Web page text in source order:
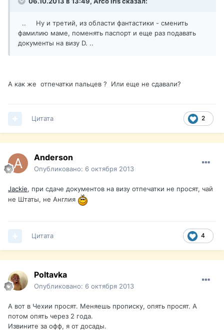
.. Ну и третий, из области фантастики - сменить
фамилию маме, поменять паспорт и еще раз подавать
документы на визу D. ..
А как же отпечатки пальцев ? Или еще не сдавали?
2
Цитата
Anderson
Опубликовано: 6 октября 2013
Jackie, при сдаче документов на визу отпечатки не просят, чай
не Штаты, не Англия
4
Цитата
Poltavka
Опубликовано: 6 октября 2013
А вот в Чехии просят. Меняешь прописку, опять просят. А
потом опять через 2 года.
Извините за офф, я от досады.